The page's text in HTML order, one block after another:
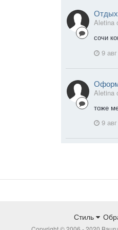
Отдых
Aletina
сочи
9
Aletina
тоже
9
Стиль